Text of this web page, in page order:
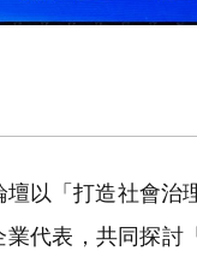
選擇合作夥伴
以「打造社會治
代表，共同探討